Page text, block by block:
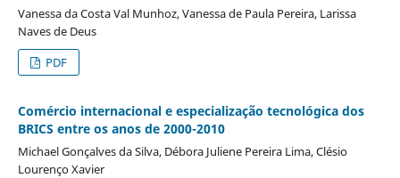
Vanessa da Costa Val Munhoz, Vanessa de Paula Pereira, Larissa
Naves de Deus
PDF
Comércio internacional e especialização tecnológica dos
BRICS entre os anos de 2000-2010
Michael Gonçalves da Silva, Débora Juliene Pereira Lima, Clésio
Lourenço Xavier